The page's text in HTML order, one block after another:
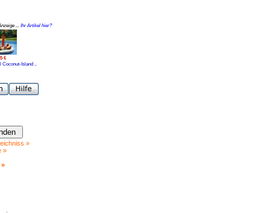
... Ihr Artikel hier?
€
Coconut-Island ..
»
»
»